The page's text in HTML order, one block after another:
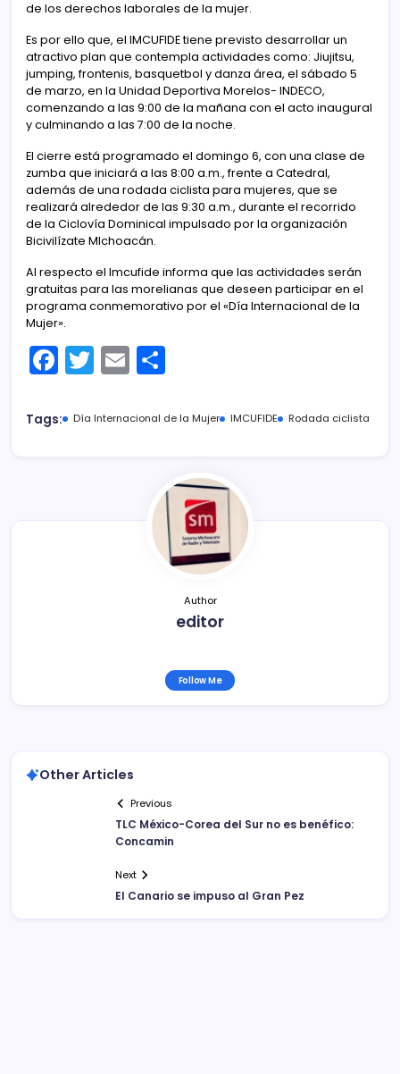
de los derechos laborales de la mujer.
Es por ello que, el IMCUFIDE tiene previsto desarrollar un
atractivo plan que contempla actividades como: Jiujitsu,
jumping, frontenis, basquetbol y danza área, el sábado 5
de marzo, en la Unidad Deportiva Morelos- INDECO,
comenzando a las 9:00 de la mañana con el acto inaugural
y culminando a las 7:00 de la noche.
El cierre está programado el domingo 6, con una clase de
zumba que iniciará a las 8:00 a.m., frente a Catedral,
además de una rodada ciclista para mujeres, que se
realizará alrededor de las 9:30 a.m., durante el recorrido
de la Ciclovía Dominical impulsado por la organización
Bicivilízate MIchoacán.
Al respecto el Imcufide informa que las actividades serán
gratuitas para las morelianas que deseen participar en el
programa conmemorativo por el «Día Internacional de la
Mujer».
F
a
c
T
w
itt
E
m
ai m
ar
tir
Tags: Día Internacional de la Mujer IMCUFIDE Rodada ciclista
Author
editor
Follow Me
Other Articles
Previous
TLC México-Corea del Sur no es benéfico:
Concamin
Next
El Canario se impuso al Gran Pez